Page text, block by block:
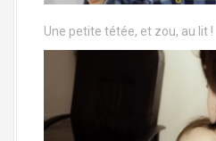
Une petite tétée, et zou, au lit !